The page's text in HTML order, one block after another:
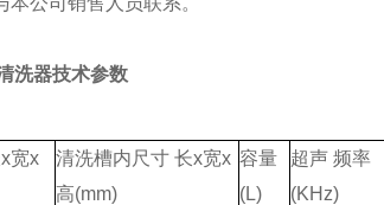
洗器技术参数
x宽x
清洗槽内尺寸 长x宽x
高(mm)
容量
(L)
超声 频率
(KHz)